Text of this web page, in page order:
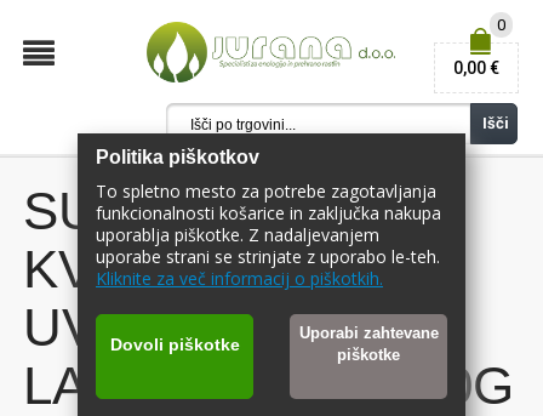
Politika piškotkov
To spletno mesto za potrebe zagotavljanja
funkcionalnosti košarice in zaključka nakupa
uporablja piškotke. Z nadaljevanjem
uporabe strani se strinjate z uporabo le-teh.
Kliknite za več informacij o piškotkih.
Dovoli piškotke
Uporabi zahtevane
piškotke
Išči
0
0,00 €
SUHA VINSKA
KVASOVKA
UVAFERM BDX -
LALLEMAND - 500G